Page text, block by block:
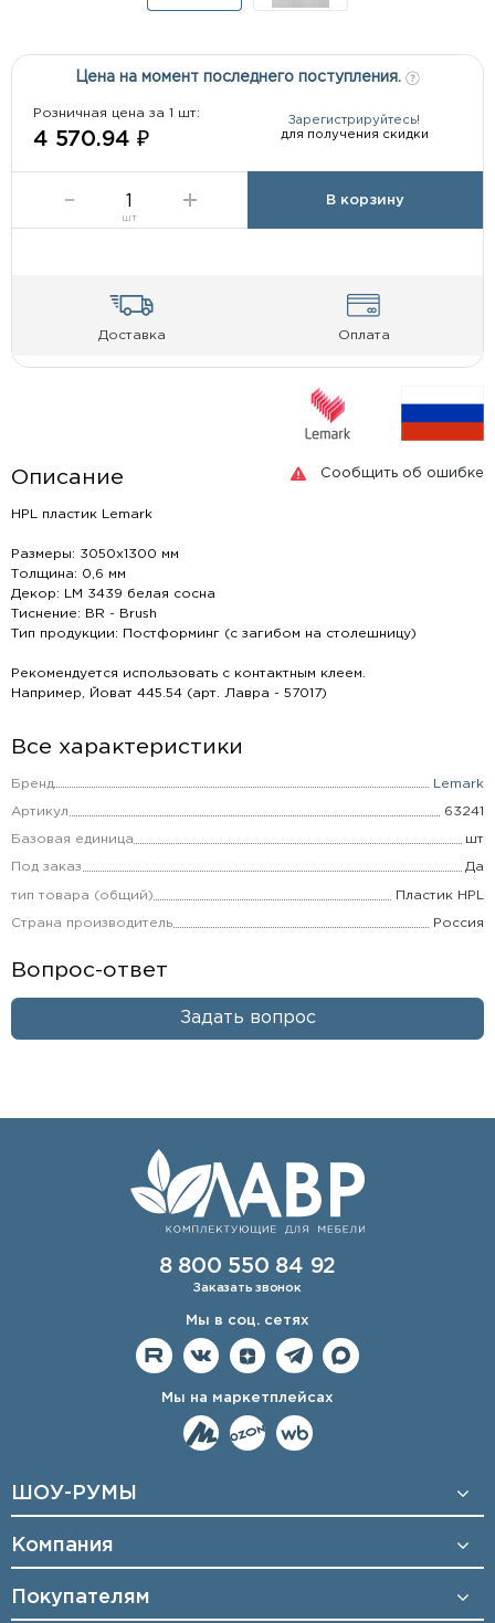
Цена на момент последнего поступления.
Розничная цена за 1 шт:
4 570.94 ₽
Зарегистрируйтесь!
для получения скидки
шт
В корзину
Доставка Оплата
Сообщить об ошибке
Описание
HPL пластик Lemark
Размеры: 3050х1300 мм
Толщина: 0,6 мм
Декор: LM 3439 белая сосна
Тиснение: BR - Brush
Тип продукции: Постформинг (с загибом на столешницу)
Рекомендуется использовать с контактным клеем.
Например, Йоват 445.54 (арт. Лавра - 57017)
Все характеристики
Бренд Lemark
Артикул 63241
Базовая единица шт
Под заказ Да
тип товара (общий) Пластик HPL
Страна производитель Россия
Вопрос-ответ
Задать вопрос
8 800 550 84 92
Заказать звонок
Мы в соц. сетях
Мы на маркетплейсах
ШОУ-РУМЫ
Компания
Покупателям